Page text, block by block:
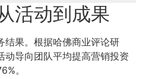
活动到成果
结果。根据哈佛商业评论研
动导向团队平均提高营销投资
。